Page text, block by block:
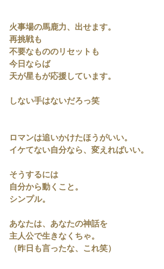
火事場の馬鹿力、出せます。
再挑戦も
不要なもののリセットも
今日ならば
天が星もが応援しています。
しない手はないだろっ笑
ロマンは追いかけたほうがいい。
イケてない自分なら、変えればいい。
そうするには
自分から動くこと。
シンプル。
あなたは、あなたの神話を
主人公で生きなくちゃ。
（昨日も言ったな、これ笑）